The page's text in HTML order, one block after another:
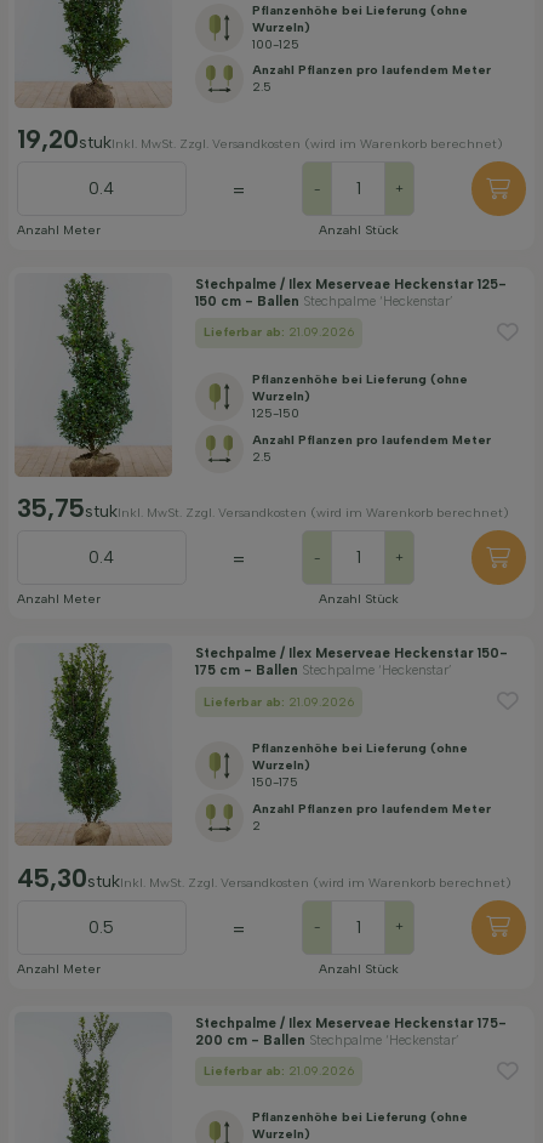
Pflanzenhöhe bei Lieferung (ohne
Wurzeln)
100-125
Anzahl Pflanzen pro laufendem Meter
2.5
19,20stukInkl. MwSt. Zzgl. Versandkosten (wird im Warenkorb berechnet)
Anzahl Meter
= - +
Anzahl Stück
Stechpalme / Ilex Meserveae Heckenstar 125-
150 cm - Ballen Stechpalme ‘Heckenstar’
Lieferbar ab: 21.09.2026
Pflanzenhöhe bei Lieferung (ohne
Wurzeln)
125-150
Anzahl Pflanzen pro laufendem Meter
2.5
35,75stukInkl. MwSt. Zzgl. Versandkosten (wird im Warenkorb berechnet)
Anzahl Meter
= - +
Anzahl Stück
Stechpalme / Ilex Meserveae Heckenstar 150-
175 cm - Ballen Stechpalme ‘Heckenstar’
Lieferbar ab: 21.09.2026
Pflanzenhöhe bei Lieferung (ohne
Wurzeln)
150-175
Anzahl Pflanzen pro laufendem Meter
2
45,30stukInkl. MwSt. Zzgl. Versandkosten (wird im Warenkorb berechnet)
Anzahl Meter
= - +
Anzahl Stück
Stechpalme / Ilex Meserveae Heckenstar 175-
200 cm - Ballen Stechpalme ‘Heckenstar’
Lieferbar ab: 21.09.2026
Pflanzenhöhe bei Lieferung (ohne
Wurzeln)